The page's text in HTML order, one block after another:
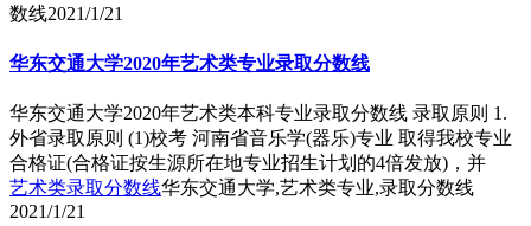
数线2021/1/21
华东交通大学2020年艺术类专业录取分数线
华东交通大学2020年艺术类本科专业录取分数线 录取原则 1.
外省录取原则 (1)校考 河南省音乐学(器乐)专业 取得我校专业
合格证(合格证按生源所在地专业招生计划的4倍发放)，并
艺术类录取分数线华东交通大学,艺术类专业,录取分数线
2021/1/21